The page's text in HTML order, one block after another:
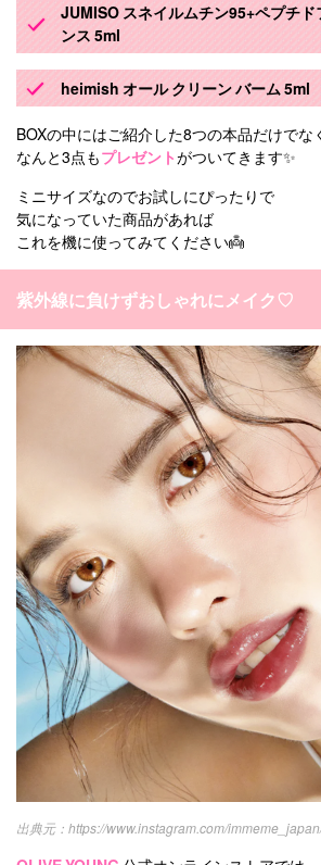
JUMISO スネイルムチン95+ペプチ
ンス 5ml
heimish オール クリーン バーム 5ml
BOXの中にはご紹介した8つの本品だけでな
なんと3点もプレゼントがついてきます✨
ミニサイズなのでお試しにぴったりで
気になっていた商品があれば
これを機に使ってみてください👼
紫外線に負けずおしゃれにメイク♡
https://www.instagram.com/